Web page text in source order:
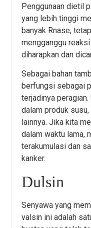
Penggunaan dietil
yang lebih tinggi
banyak Rnase,
mengganggu
diharapkan dan
Sebagai bahan
berfungsi sebagai
terjadinya
dalam produk
lainnya. Jika kita
dalam waktu lama,
terakumulasi dan
kanker.
Dulsin
Senyawa yang
valsin ini adalah